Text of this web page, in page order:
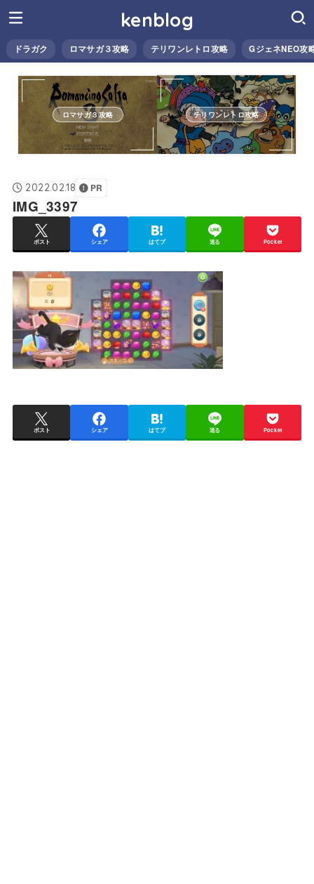
kenblog
ドラガク ロマサガ３攻略 テリワンレトロ攻略 GジェネNEO攻
ロマサガ３攻略 テリワンレトロ攻略
2022.02.18 PR
IMG_3397
ポスト シェア はてブ 送る Pocket
ポスト シェア はてブ 送る Pocket